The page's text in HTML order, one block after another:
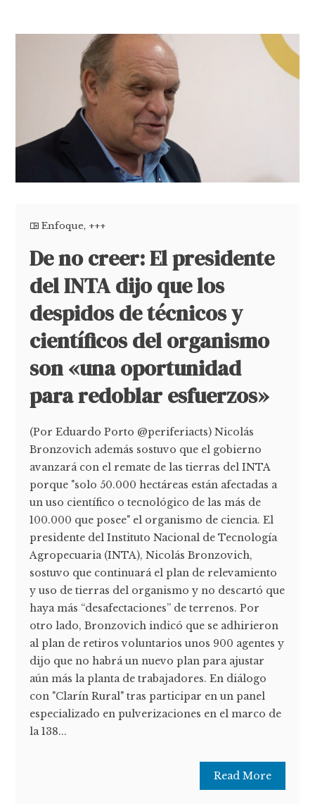
Enfoque, +++
De no creer: El presidente
del INTA dijo que los
despidos de técnicos y
científicos del organismo
son «una oportunidad
para redoblar esfuerzos»
(Por Eduardo Porto @periferiacts) Nicolás
Bronzovich además sostuvo que el gobierno
avanzará con el remate de las tierras del INTA
porque "solo 50.000 hectáreas están afectadas a
un uso científico o tecnológico de las más de
100.000 que posee" el organismo de ciencia. El
presidente del Instituto Nacional de Tecnología
Agropecuaria (INTA), Nicolás Bronzovich,
sostuvo que continuará el plan de relevamiento
y uso de tierras del organismo y no descartó que
haya más “desafectaciones” de terrenos. Por
otro lado, Bronzovich indicó que se adhirieron
al plan de retiros voluntarios unos 900 agentes y
dijo que no habrá un nuevo plan para ajustar
aún más la planta de trabajadores. En diálogo
con "Clarín Rural" tras participar en un panel
especializado en pulverizaciones en el marco de
la 138...
Read More